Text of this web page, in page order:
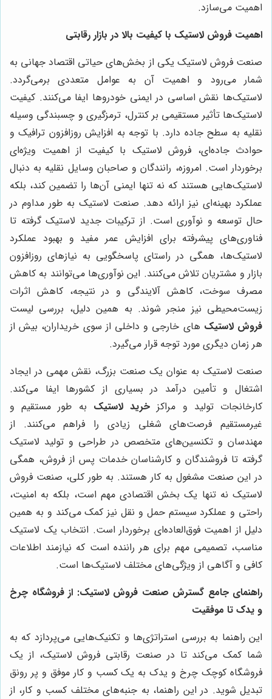
اهمیت می‌سازد.
اهمیت فروش لاستیک با کیفیت بالا در بازار رقابتی
صنعت فروش لاستیک یکی از بخش‌های حیاتی اقتصاد جهانی به
شمار می‌رود و اهمیت آن به عوامل متعددی برمی‌گردد.
لاستیک‌ها نقش اساسی در ایمنی خودروها ایفا می‌کنند. کیفیت
لاستیک‌ها تأثیر مستقیمی بر کنترل، ترمزگیری و چسبندگی وسیله
نقلیه به سطح جاده دارد. با توجه به افزایش روزافزون ترافیک و
حوادث جاده‌ای، فروش لاستیک با کیفیت از اهمیت ویژه‌ای
برخوردار است. امروزه، رانندگان و صاحبان وسایل نقلیه به دنبال
لاستیک‌هایی هستند که نه تنها ایمنی آن‌ها را تضمین کند، بلکه
عملکرد بهینه‌ای نیز ارائه دهد. صنعت لاستیک به طور مداوم در
حال توسعه و نوآوری است. از ترکیبات جدید لاستیک گرفته تا
فناوری‌های پیشرفته برای افزایش عمر مفید و بهبود عملکرد
لاستیک‌ها، همگی در راستای پاسخگویی به نیازهای روزافزون
بازار و مشتریان تلاش می‌کنند. این نوآوری‌ها می‌توانند به کاهش
مصرف سوخت، کاهش آلایندگی و در نتیجه، کاهش اثرات
زیست‌محیطی نیز منجر شوند. به همین دلیل، بررسی لیست
فروش لاستیک های خارجی و داخلی از سوی خریداران، بیش از
هر زمان دیگری مورد توجه قرار می‌گیرد.
صنعت لاستیک به عنوان یک صنعت بزرگ، نقش مهمی در ایجاد
اشتغال و تأمین درآمد در بسیاری از کشورها ایفا می‌کند.
کارخانجات تولید و مراکز خرید لاستیک به طور مستقیم و
غیرمستقیم فرصت‌های شغلی زیادی را فراهم می‌کنند. از
مهندسان و تکنسین‌های متخصص در طراحی و تولید لاستیک
گرفته تا فروشندگان و کارشناسان خدمات پس از فروش، همگی
در این صنعت مشغول به کار هستند. به طور کلی، صنعت فروش
لاستیک نه تنها یک بخش اقتصادی مهم است، بلکه به امنیت،
راحتی و عملکرد سیستم حمل و نقل نیز کمک می‌کند و به همین
دلیل از اهمیت فوق‌العاده‌ای برخوردار است. انتخاب یک لاستیک
مناسب، تصمیمی مهم برای هر راننده است که نیازمند اطلاعات
کافی و آگاهی از ویژگی‌های مختلف لاستیک‌ها است.
راهنمای جامع گسترش صنعت فروش لاستیک: از فروشگاه چرخ
و یدک تا موفقیت
این راهنما به بررسی استراتژی‌ها و تکنیک‌هایی می‌پردازد که به
شما کمک می‌کند تا در صنعت رقابتی فروش لاستیک، از یک
فروشگاه کوچک چرخ و یدک به یک کسب و کار موفق و پر رونق
تبدیل شوید. در این راهنما، به جنبه‌های مختلف کسب و کار، از